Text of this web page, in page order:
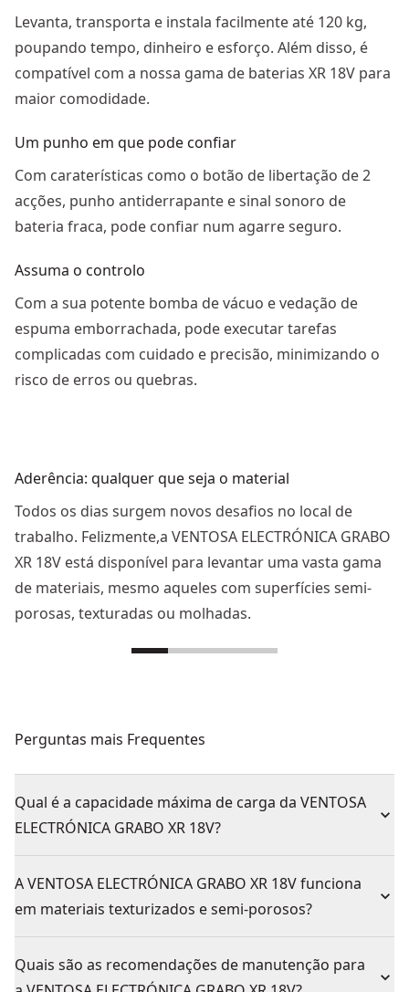
Levanta, transporta e instala facilmente até 120 kg,
poupando tempo, dinheiro e esforço. Além disso, é
compatível com a nossa gama de baterias XR 18V para
maior comodidade.
Um punho em que pode confiar
Com caraterísticas como o botão de libertação de 2
acções, punho antiderrapante e sinal sonoro de
bateria fraca, pode confiar num agarre seguro.
Assuma o controlo
Com a sua potente bomba de vácuo e vedação de
espuma emborrachada, pode executar tarefas
complicadas com cuidado e precisão, minimizando o
risco de erros ou quebras.
Aderência: qualquer que seja o material
Todos os dias surgem novos desafios no local de
trabalho. Felizmente,a VENTOSA ELECTRÓNICA GRABO
XR 18V está disponível para levantar uma vasta gama
de materiais, mesmo aqueles com superfícies semi-
porosas, texturadas ou molhadas.
Perguntas mais Frequentes
Qual é a capacidade máxima de carga da VENTOSA
ELECTRÓNICA GRABO XR 18V?
A VENTOSA ELECTRÓNICA GRABO XR 18V funciona
em materiais texturizados e semi-porosos?
Quais são as recomendações de manutenção para